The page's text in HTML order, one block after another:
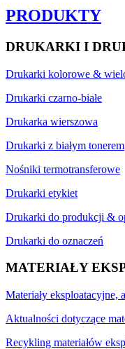
PRODUKTY
DRUKARKI I
Drukarki kolorowe &
Drukarki czarno-białe
Drukarka wierszowa
Drukarki z białym tonerem
Nośniki termotransferowe
Drukarki etykiet
Drukarki do produkcji &
Drukarki do oznaczeń
MATERIAŁY
Materiały eksploatacyjne,
Aktualności dotyczące
Recykling materiałów